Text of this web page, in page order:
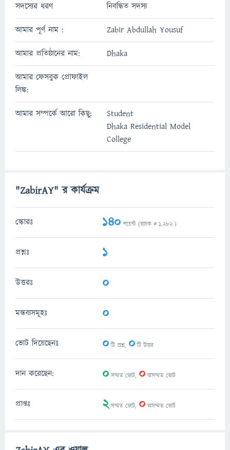
সদস্যের ধরণ নিবন্ধিত সদস্য
আমার পূর্ণ নাম : Zabir Abdullah Yousuf
আমার প্রতিষ্ঠানের নাম: Dhaka
আমার ফেসবুক প্রোফাইল
লিঙ্ক:
আমার সম্পর্কে আরো কিছু:
Student
Dhaka Residential Model
College
"ZabirAY" র কার্যক্রম
স্কোরঃ 140 পয়েন্ট (র‌্যাংক # 1,282)
প্রশ্নঃ 1
উত্তরঃ 0
মন্তব্যসমূহঃ 0
ভোট দিয়েছেনঃ 0টি প্রশ্ন, 0টি উত্তর
দান করেছেন: 0সম্মত ভোট, 0অসম্মত ভোট
প্রাপ্তঃ 2সম্মত ভোট, 0অসম্মত ভোট